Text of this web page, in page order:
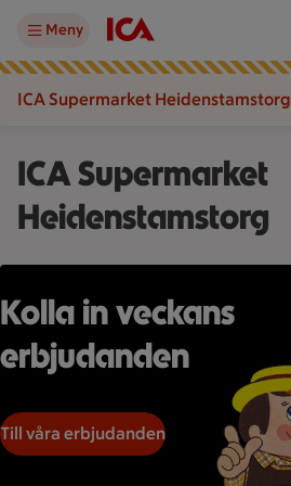
Meny
ICA Supermarket Heidenstamstorg
ICA Supermarket
Heidenstamstorg
Kolla in veckans
erbjudanden
Till våra erbjudanden